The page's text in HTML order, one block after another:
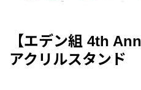
【エデン組 4th
アクリルスタンド